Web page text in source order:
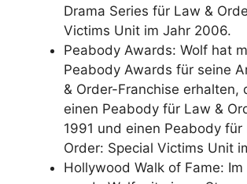
Drama Series für Law &
Victims Unit im Jahr 2006.
Peabody Awards: Wolf hat
Peabody Awards für seine
& Order-Franchise erhalten,
einen Peabody für Law &
1991 und einen Peabody für
Order: Special Victims Unit
Hollywood Walk of Fame: